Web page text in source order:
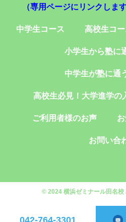
042-764-3301
（専用ページにリンクします
中学生コース 高校生コー
小学生から塾に
中学生が塾に通
高校生必見！大学進学の
ご利用者様のお声
お問い合
© 2024 横浜ゼミナール田名